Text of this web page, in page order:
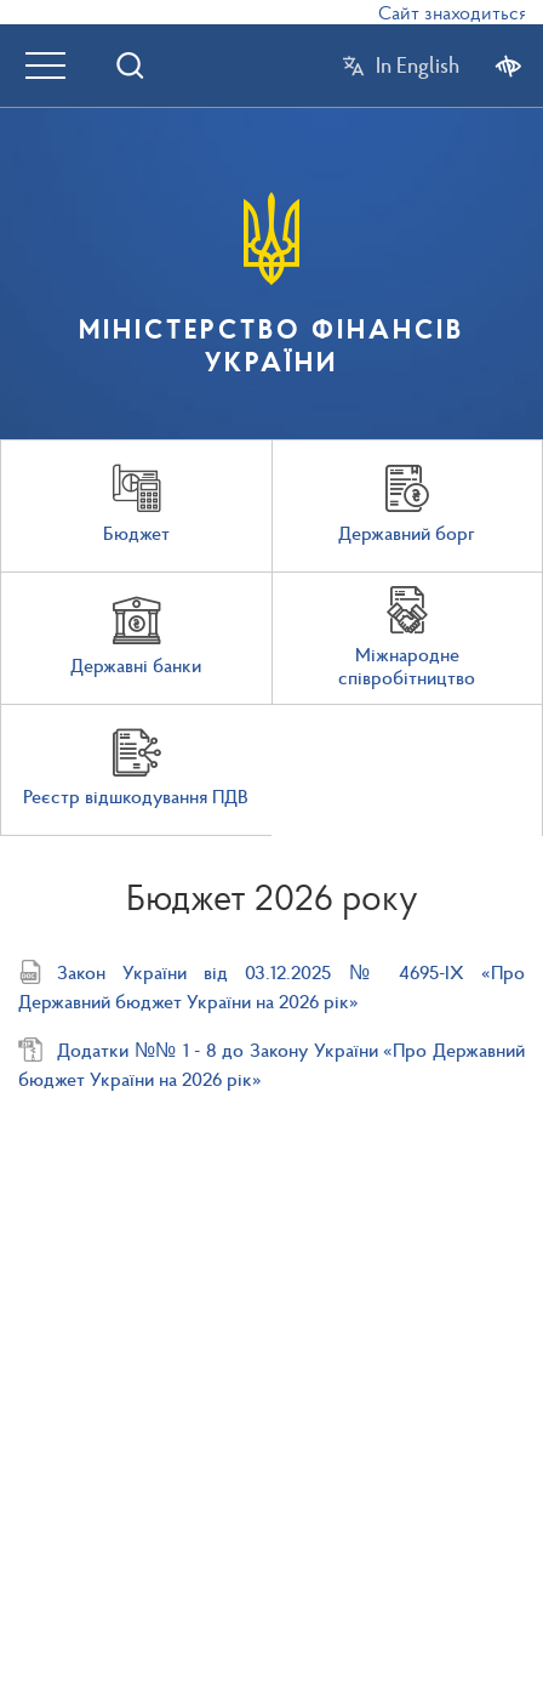
Сайт знаходиться в
In English
МІНІСТЕРСТВО ФІНАНСІВ
УКРАЇНИ
Бюджет Державний борг
Державні банки
Міжнародне
співробітництво
Реєстр відшкодування ПДВ
Бюджет 2026 року
Закон України від 03.12.2025 № 4695-IX «Про
Державний бюджет України на 2026 рік»
Додатки №№ 1 - 8 до Закону України «Про Державний
бюджет України на 2026 рік»